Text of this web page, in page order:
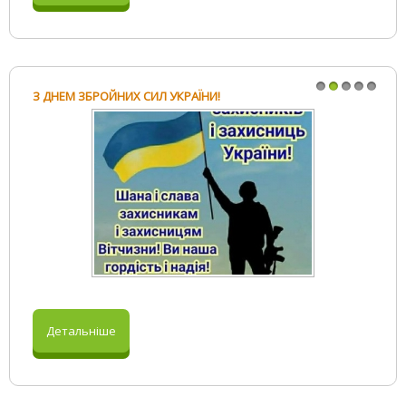
З ДНЕМ ЗБРОЙНИХ СИЛ УКРАЇНИ!
Детальніше